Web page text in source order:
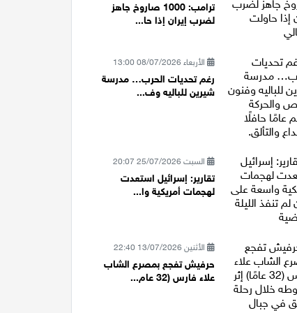
ترامب: 1000 صاروخ جاهز
لضرب إيران إذا حا...
الأربعاء 08/07/2026 13:00
رغم تحديات الحرب… مدرسة
شيرين للباليه وف...
السبت 25/07/2026 20:07
تقارير: إسرائيل استعدت
لهجمات أمريكية وا...
الأثنين 13/07/2026 22:40
حرفيش تفجع بمصرع الشاب
علاء فارس (32 عام...